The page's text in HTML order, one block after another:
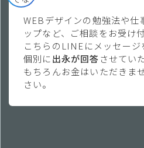
WEBデザインの勉強法や仕
ップなど、ご相談をお受け
こちらのLINEにメッセージ
個別に出永が回答させてい
もちろんお金はいただきま
さい。